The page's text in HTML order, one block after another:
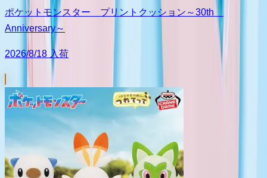
ポケットモンスター プリントクッション～30th
Anniversary～
2026/8/18 入荷